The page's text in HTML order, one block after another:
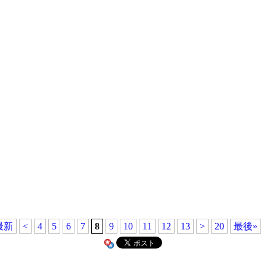
新 < 4 5 6 7 8 9 10 11 12 13 > 20 最後»